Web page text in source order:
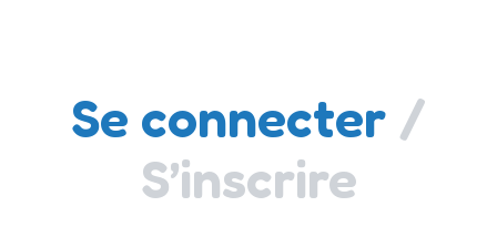
Se connecter /
S’inscrire